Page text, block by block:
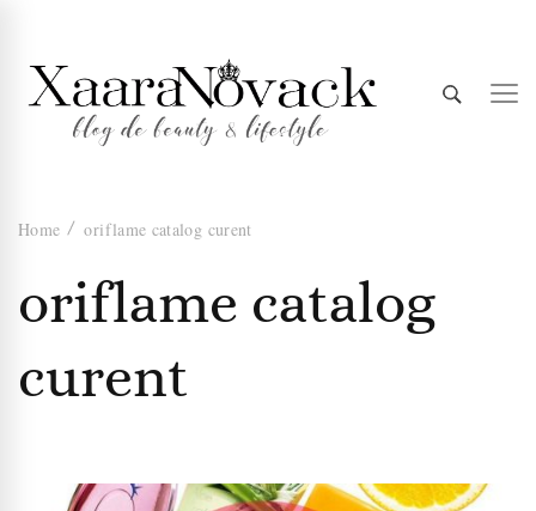
Xaara
Novack
Home oriflame catalog curent
oriflame catalog
curent